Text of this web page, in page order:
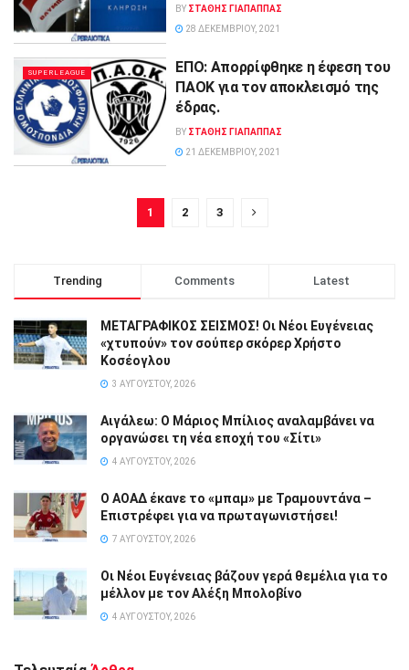
BY ΣΤΑΘΗΣ ΓΊΑΠΑΠΠΑΣ
28 ΔΕΚΕΜΒΡΊΟΥ, 2021
SUPERLEAGUE
ΕΠΟ: Απορρίφθηκε η έφεση του
ΠΑΟΚ για τον αποκλεισμό της
έδρας.
BY ΣΤΑΘΗΣ ΓΊΑΠΑΠΠΑΣ
21 ΔΕΚΕΜΒΡΊΟΥ, 2021
1 2 3
Trending Comments Latest
ΜΕΤΑΓΡΑΦΙΚΟΣ ΣΕΙΣΜΟΣ! Οι Νέοι Ευγένειας
«χτυπούν» τον σούπερ σκόρερ Χρήστο
Κοσέογλου
3 ΑΥΓΟΎΣΤΟΥ, 2026
Αιγάλεω: Ο Μάριος Μπίλιος αναλαμβάνει να
οργανώσει τη νέα εποχή του «Σίτι»
4 ΑΥΓΟΎΣΤΟΥ, 2026
Ο ΑΟΑΔ έκανε το «μπαμ» με Τραμουντάνα –
Επιστρέφει για να πρωταγωνιστήσει!
7 ΑΥΓΟΎΣΤΟΥ, 2026
Οι Νέοι Ευγένειας βάζουν γερά θεμέλια για το
μέλλον με τον Αλέξη Μπολοβίνο
4 ΑΥΓΟΎΣΤΟΥ, 2026